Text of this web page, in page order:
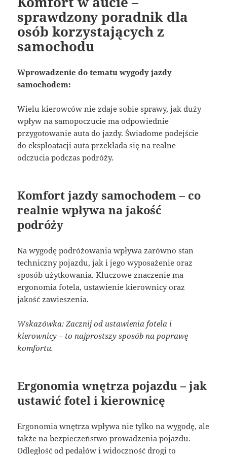
sprawdzony poradnik dla
osób korzystających z
samochodu
Wprowadzenie do tematu wygody jazdy
samochodem:
Wielu kierowców nie zdaje sobie sprawy, jak duży
wpływ na samopoczucie ma odpowiednie
przygotowanie auta do jazdy. Świadome podejście
do eksploatacji auta przekłada się na realne
odczucia podczas podróży.
Komfort jazdy samochodem – co
realnie wpływa na jakość
podróży
Na wygodę podróżowania wpływa zarówno stan
techniczny pojazdu, jak i jego wyposażenie oraz
sposób użytkowania. Kluczowe znaczenie ma
ergonomia fotela, ustawienie kierownicy oraz
jakość zawieszenia.
Wskazówka: Zacznij od ustawienia fotela i
kierownicy – to najprostszy sposób na poprawę
komfortu.
Ergonomia wnętrza pojazdu – jak
ustawić fotel i kierownicę
Ergonomia wnętrza wpływa nie tylko na wygodę, ale
także na bezpieczeństwo prowadzenia pojazdu.
Odległość od pedałów i widoczność drogi to